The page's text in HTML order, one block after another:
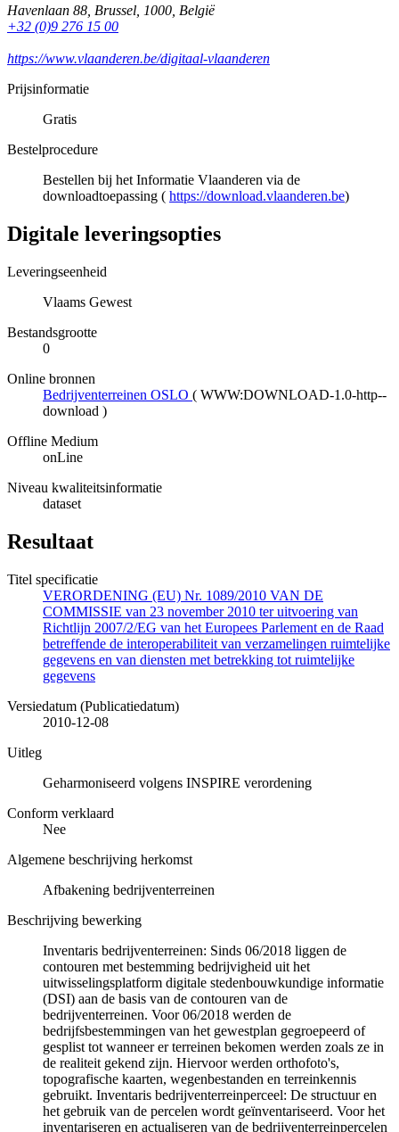
Havenlaan 88, Brussel, 1000, België
+32 (0)9 276 15 00
https://www.vlaanderen.be/digitaal-vlaanderen
Prijsinformatie
Gratis
Bestelprocedure
Bestellen bij het Informatie Vlaanderen via de
downloadtoepassing ( https://download.vlaanderen.be)
Digitale leveringsopties
Leveringseenheid
Vlaams Gewest
Bestandsgrootte
0
Online bronnen
Bedrijventerreinen OSLO ( WWW:DOWNLOAD-1.0-http--
download )
Offline Medium
onLine
Niveau kwaliteitsinformatie
dataset
Resultaat
Titel specificatie
VERORDENING (EU) Nr. 1089/2010 VAN DE
COMMISSIE van 23 november 2010 ter uitvoering van
Richtlijn 2007/2/EG van het Europees Parlement en de Raad
betreffende de interoperabiliteit van verzamelingen ruimtelijke
gegevens en van diensten met betrekking tot ruimtelijke
gegevens
Versiedatum (Publicatiedatum)
2010-12-08
Uitleg
Geharmoniseerd volgens INSPIRE verordening
Conform verklaard
Nee
Algemene beschrijving herkomst
Afbakening bedrijventerreinen
Beschrijving bewerking
Inventaris bedrijventerreinen: Sinds 06/2018 liggen de
contouren met bestemming bedrijvigheid uit het
uitwisselingsplatform digitale stedenbouwkundige informatie
(DSI) aan de basis van de contouren van de
bedrijventerreinen. Voor 06/2018 werden de
bedrijfsbestemmingen van het gewestplan gegroepeerd of
gesplist tot wanneer er terreinen bekomen werden zoals ze in
de realiteit gekend zijn. Hiervoor werden orthofoto's,
topografische kaarten, wegenbestanden en terreinkennis
gebruikt. Inventaris bedrijventerreinperceel: De structuur en
het gebruik van de percelen wordt geïnventariseerd. Voor het
inventariseren en actualiseren van de bedrijventerreinpercelen